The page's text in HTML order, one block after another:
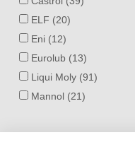
API SL/CF (1)
API SM (6)
API SN (44)
API SN+ (13)
API SP (4)
API TC (60)
ELF (20)
Eni (12)
Eurolub (13)
Liqui Moly (91)
Mannol (21)
Motul (32)